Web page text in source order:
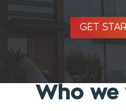
GET
Who we